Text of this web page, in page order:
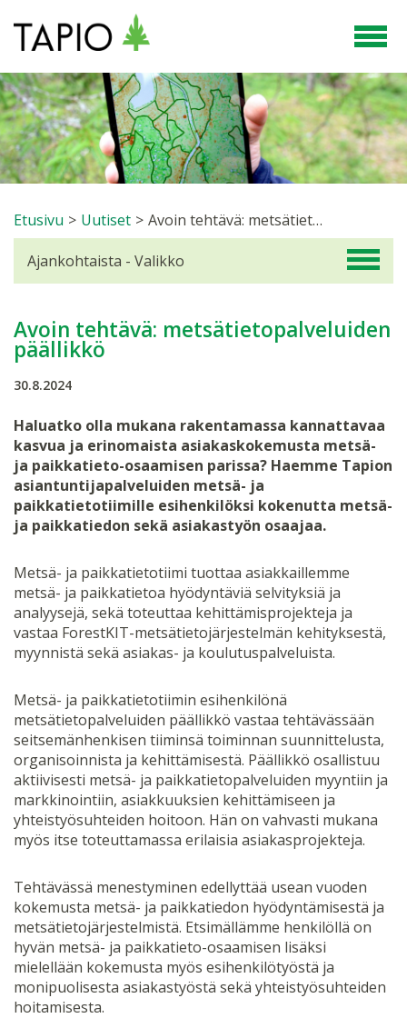
Etusivu > Uutiset > Avoin tehtävä: metsätietopalveluiden päällikkö
Avoin tehtävä: metsätietopalveluiden
päällikkö
30.8.2024
Haluatko olla mukana rakentamassa kannattavaa
kasvua ja erinomaista asiakaskokemusta metsä-
ja paikkatieto-osaamisen parissa? Haemme Tapion
asiantuntijapalveluiden metsä- ja
paikkatietotiimille esihenkilöksi kokenutta metsä-
ja paikkatiedon sekä asiakastyön osaajaa.
Metsä- ja paikkatietotiimi tuottaa asiakkaillemme
metsä- ja paikkatietoa hyödyntäviä selvityksiä ja
analyysejä, sekä toteuttaa kehittämisprojekteja ja
vastaa ForestKIT-metsätietojärjestelmän kehityksestä,
myynnistä sekä asiakas- ja koulutuspalveluista.
Metsä- ja paikkatietotiimin esihenkilönä
metsätietopalveluiden päällikkö vastaa tehtävässään
seitsemänhenkisen tiiminsä toiminnan suunnittelusta,
organisoinnista ja kehittämisestä. Päällikkö osallistuu
aktiivisesti metsä- ja paikkatietopalveluiden myyntiin ja
markkinointiin, asiakkuuksien kehittämiseen ja
yhteistyösuhteiden hoitoon. Hän on vahvasti mukana
myös itse toteuttamassa erilaisia asiakasprojekteja.
Tehtävässä menestyminen edellyttää usean vuoden
kokemusta metsä- ja paikkatiedon hyödyntämisestä ja
metsätietojärjestelmistä. Etsimällämme henkilöllä on
hyvän metsä- ja paikkatieto-osaamisen lisäksi
mielellään kokemusta myös esihenkilötyöstä ja
monipuolisesta asiakastyöstä sekä yhteistyösuhteiden
hoitamisesta.
Ajankohtaista - Valikko